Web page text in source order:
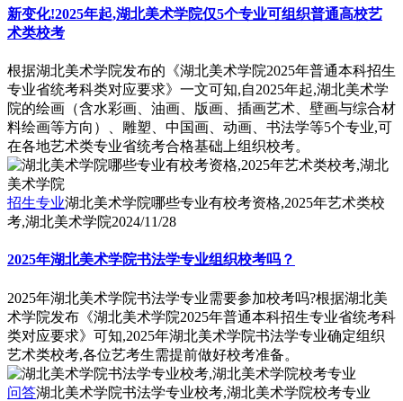
新变化!2025年起,湖北美术学院仅5个专业可组织普通高校艺
术类校考
根据湖北美术学院发布的《湖北美术学院2025年普通本科招生
专业省统考科类对应要求》一文可知,自2025年起,湖北美术学
院的绘画（含水彩画、油画、版画、插画艺术、壁画与综合材
料绘画等方向）、雕塑、中国画、动画、书法学等5个专业,可
在各地艺术类专业省统考合格基础上组织校考。
招生专业湖北美术学院哪些专业有校考资格,2025年艺术类校
考,湖北美术学院2024/11/28
2025年湖北美术学院书法学专业组织校考吗？
2025年湖北美术学院书法学专业需要参加校考吗?根据湖北美
术学院发布《湖北美术学院2025年普通本科招生专业省统考科
类对应要求》可知,2025年湖北美术学院书法学专业确定组织
艺术类校考,各位艺考生需提前做好校考准备。
问答湖北美术学院书法学专业校考,湖北美术学院校考专业